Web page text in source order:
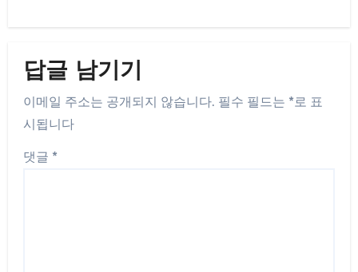
답글 남기기
이메일 주소는 공개되지 않습니다. 필수 필드는 *로 표
시됩니다
댓글 *